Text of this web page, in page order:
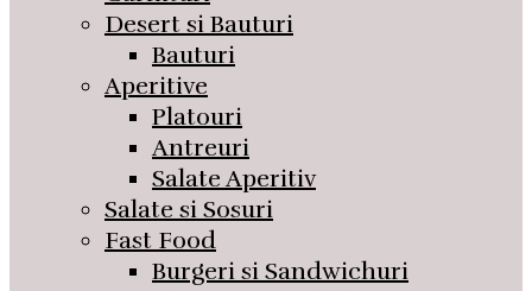
Desert si Bauturi
Bauturi
Aperitive
Platouri
Antreuri
Salate Aperitiv
Salate si Sosuri
Fast Food
Burgeri si Sandwichuri